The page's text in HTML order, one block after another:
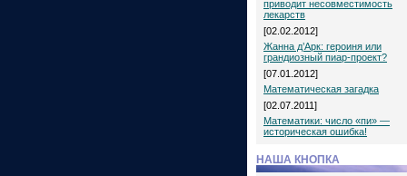
приводит несовместимость
лекарств
[02.02.2012]
Жанна д’Арк: героиня или
грандиозный пиар-проект?
[07.01.2012]
Математическая загадка
[02.07.2011]
Математики: число «пи» —
историческая ошибка!
НАША КНОПКА